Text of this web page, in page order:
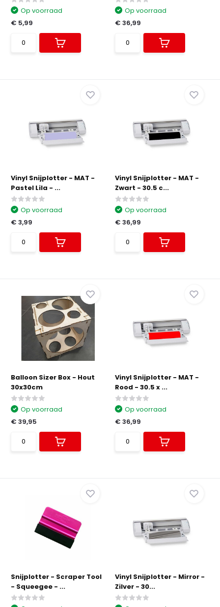
Op voorraad
€ 5,99
Op voorraad
€ 36,99
Vinyl Snijplotter - MAT -
Pastel Lila - ...
Op voorraad
€ 3,99
Vinyl Snijplotter - MAT -
Zwart - 30.5 c...
Op voorraad
€ 36,99
Balloon Sizer Box - Hout
30x30cm
Op voorraad
€ 39,95
Vinyl Snijplotter - MAT -
Rood - 30.5 x ...
Op voorraad
€ 36,99
Snijplotter - Scraper Tool
- Squeegee - ...
Vinyl Snijplotter - Mirror -
Zilver - 30...